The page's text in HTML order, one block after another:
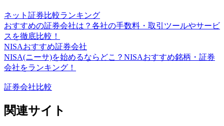
ネット証券比較ランキング
おすすめの証券会社は？各社の手数料・取引ツールやサービ
スを徹底比較！
NISAおすすめ証券会社
NISA(ニーサ)を始めるならどこ？NISAおすすめ銘柄・証券
会社をランキング！
証券会社比較
関連サイト